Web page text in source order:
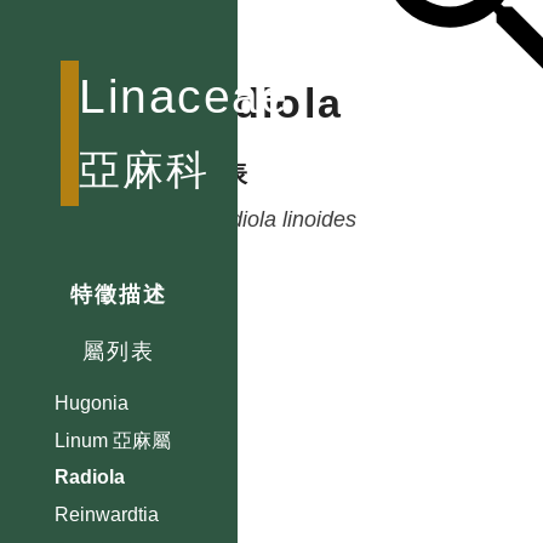
Linaceae
亞麻科
特徵描述
屬列表
Hugonia
Linum 亞麻屬
Radiola
Reinwardtia
Radiola
種列表
Radiola linoides